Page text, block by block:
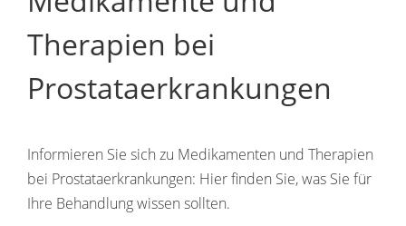
Therapien bei
Prostataerkrankungen
Informieren Sie sich zu Medikamenten und Therapien
bei Prostataerkrankungen: Hier finden Sie, was Sie für
Ihre Behandlung wissen sollten.